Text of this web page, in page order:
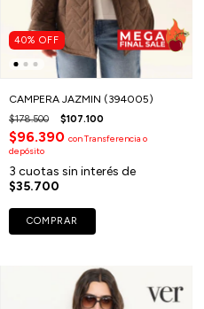
40% OFF
CAMPERA JAZMIN (394005)
$178.500 $107.100
$96.390 conTransferencia o
depósito
3 cuotas sin interés de
$35.700
COMPRAR